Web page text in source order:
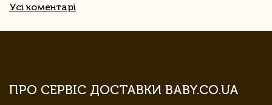
Усі коментарі
ПРО СЕРВІС ДОСТАВКИ BABY.CO.UA